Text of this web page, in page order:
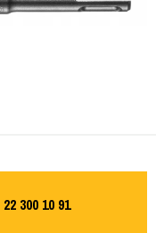
22 300 10 91